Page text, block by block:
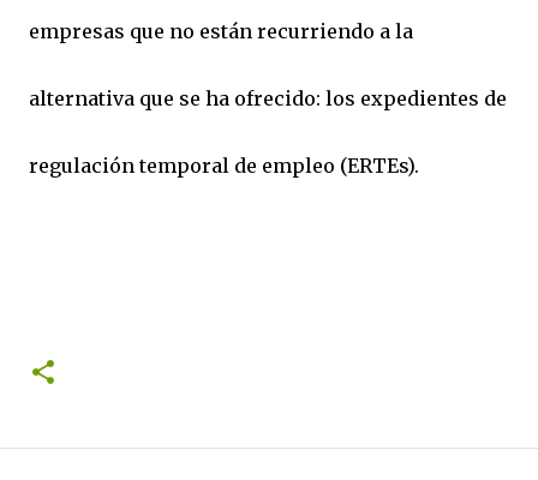
empresas que no están recurriendo a la
alternativa que se ha ofrecido: los expedientes de
regulación temporal de empleo (ERTEs).